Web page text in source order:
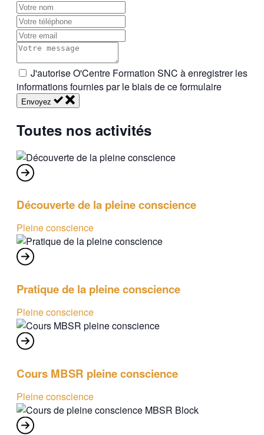
J'autorise O'Centre Formation SNC à enregistrer les
informations fournies par le biais de ce formulaire
Envoyez
Toutes nos activités
Découverte de la pleine conscience
Pleine conscience
Pratique de la pleine conscience
Pleine conscience
Cours MBSR pleine conscience
Pleine conscience